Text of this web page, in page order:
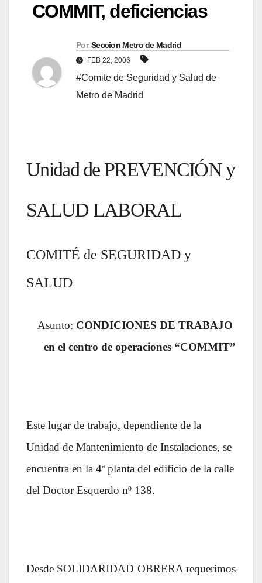
COMMIT, deficiencias
Por Seccion Metro de Madrid
FEB 22, 2006
#Comite de Seguridad y Salud de
Metro de Madrid
Unidad de PREVENCIÓN y
SALUD LABORAL
COMITÉ de SEGURIDAD y
SALUD
Asunto: CONDICIONES DE TRABAJO
en el centro de operaciones “COMMIT”
Este lugar de trabajo, dependiente de la
Unidad de Mantenimiento de Instalaciones, se
encuentra en la 4ª planta del edificio de la calle
del Doctor Esquerdo nº 138.
Desde SOLIDARIDAD OBRERA requerimos